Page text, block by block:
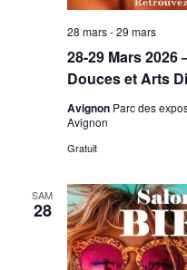
28-29 Mars 2026
Douces et Arts
28 mars-29 mars
Avignon Parc des
Avignon
Gratuit
SAM
28